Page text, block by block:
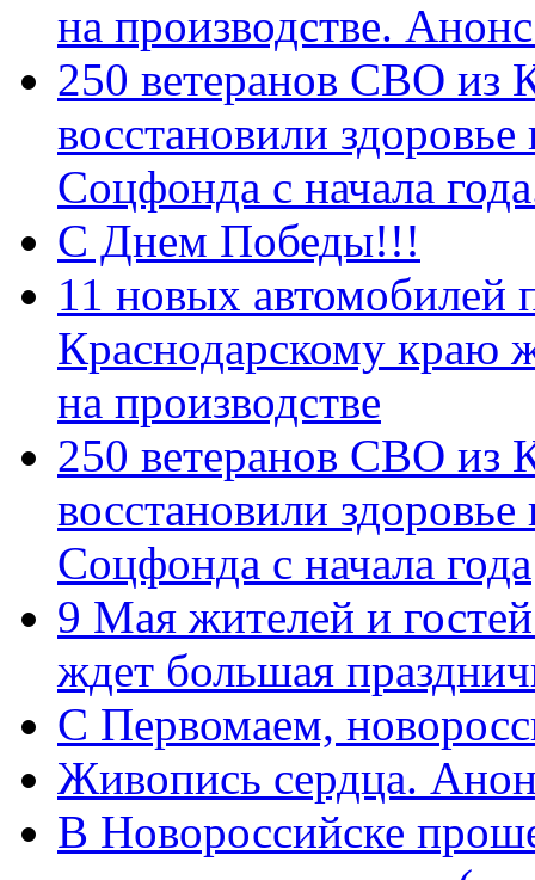
на производстве.
250 ветеранов СВО из
восстановили
Соцфонда с начала
С Днем Победы!!!
11 новых автомобилей
Краснодарскому краю
на производстве
250 ветеранов СВО из
восстановили
Соцфонда с начала года
9 Мая жителей и
ждет большая
C Первомаем,
Живопись сердца.
В Новороссийске